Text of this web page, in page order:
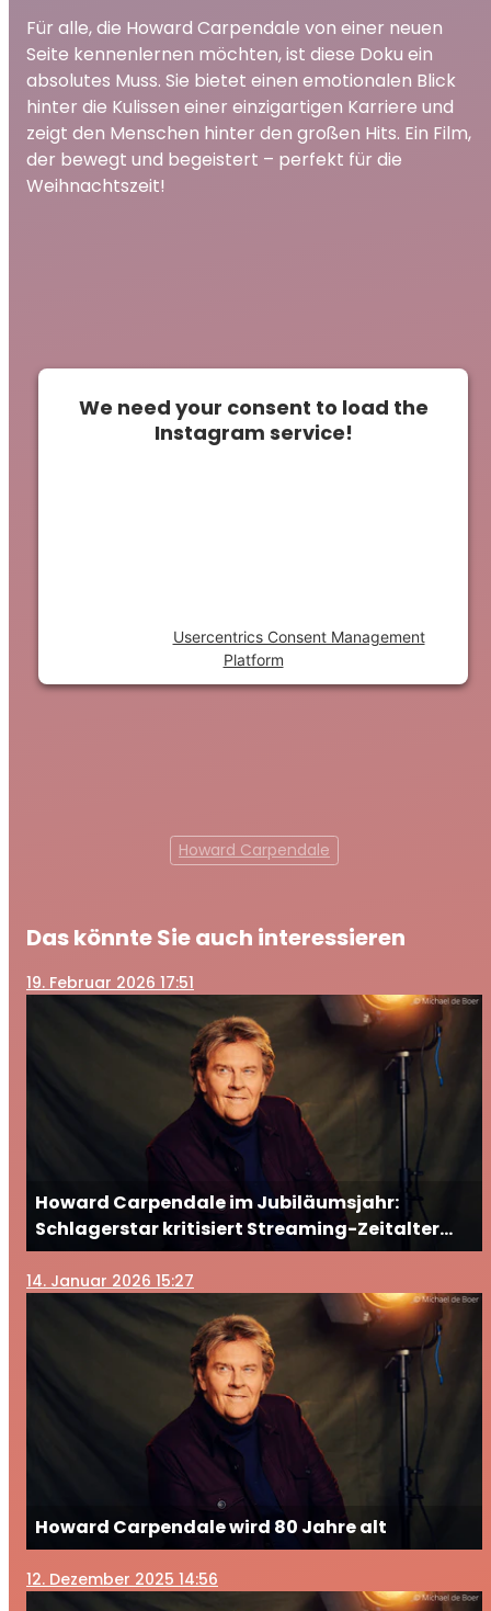
Für alle, die Howard Carpendale von einer neuen
Seite kennenlernen möchten, ist diese Doku ein
absolutes Muss. Sie bietet einen emotionalen Blick
hinter die Kulissen einer einzigartigen Karriere und
zeigt den Menschen hinter den großen Hits. Ein Film,
der bewegt und begeistert – perfekt für die
Weihnachtszeit!
We need your consent to load the
Instagram service!
Usercentrics Consent Management
Platform
Howard Carpendale
Das könnte Sie auch interessieren
19. Februar 2026 17:51
Howard Carpendale im Jubiläumsjahr:
Schlagerstar kritisiert Streaming-Zeitalter
und blickt mit „Zeitlos“ zurück
14. Januar 2026 15:27
Howard Carpendale wird 80 Jahre alt
12. Dezember 2025 14:56